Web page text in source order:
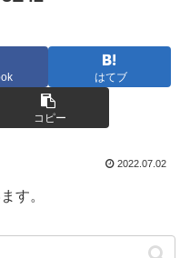
はてブ
コピー
2022.07.02
す。